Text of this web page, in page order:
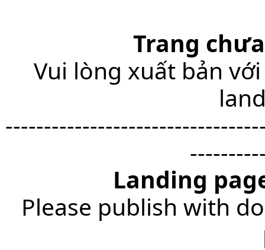
Trang
Vui lòng xuất bản
Landing
Please publish with